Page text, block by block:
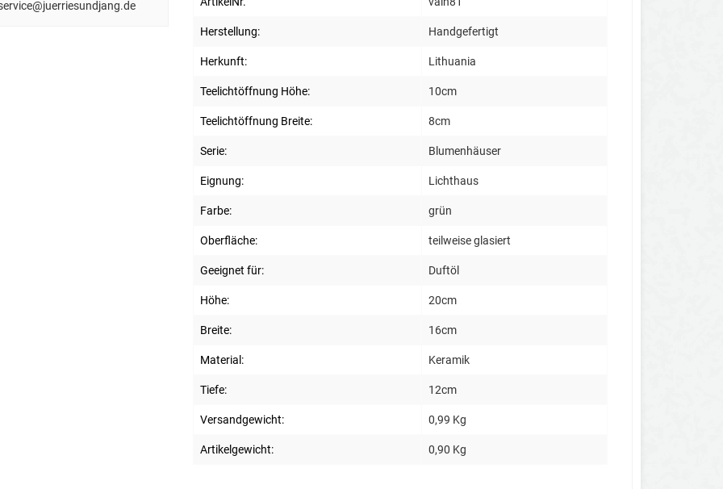
Herstellung: Handgefertigt
Herkunft: Lithuania
Teelichtöffnung Höhe: 10cm
Teelichtöffnung Breite: 8cm
Serie: Blumenhäuser
Eignung: Lichthaus
Farbe: grün
Oberfläche: teilweise glasiert
Geeignet für: Duftöl
Höhe: 20cm
Breite: 16cm
Material: Keramik
Tiefe: 12cm
Versandgewicht: 0,99 Kg
Artikelgewicht: 0,90 Kg